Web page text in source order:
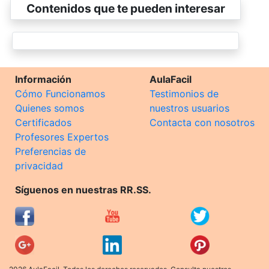
Contenidos que te pueden interesar
Información
Cómo Funcionamos
Quienes somos
Certificados
Profesores Expertos
Preferencias de
privacidad
AulaFacil
Testimonios de
nuestros usuarios
Contacta con nosotros
Síguenos en nuestras RR.SS.